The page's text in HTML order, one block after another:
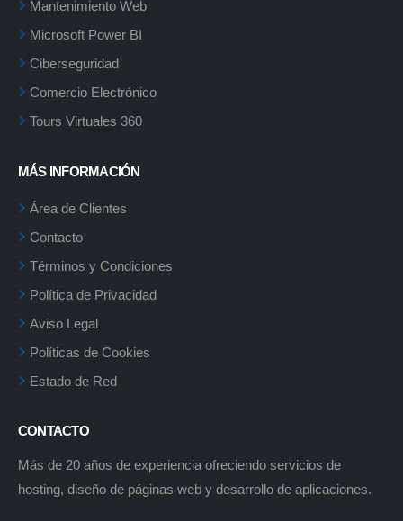
Mantenimiento Web
Microsoft Power BI
Ciberseguridad
Comercio Electrónico
Tours Virtuales 360
MÁS INFORMACIÓN
Área de Clientes
Contacto
Términos y Condiciones
Política de Privacidad
Aviso Legal
Políticas de Cookies
Estado de Red
CONTACTO
Más de 20 años de experiencia ofreciendo servicios de
hosting, diseño de páginas web y desarrollo de aplicaciones.